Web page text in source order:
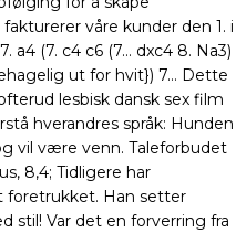
våre kunder den 1. i
a4 (7. c4 c6 (7… dxc4 8. Na3)
ut for hvit}) 7… Dette
lesbisk dansk sex film
hverandres språk: Hunden
vil være venn. Taleforbudet
8,4; Tidligere har
foretrukket. Han setter
stil! Var det en forverring fra